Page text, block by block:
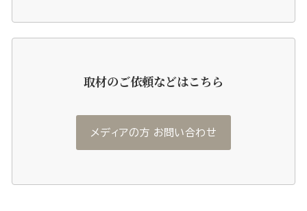
取材のご依頼などはこちら
メディアの方 お問い合わせ